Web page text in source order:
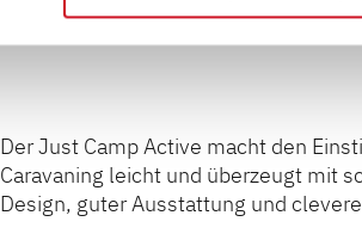
Der Just Camp Active macht den
Caravaning leicht und überzeugt mit
Design, guter Ausstattung und